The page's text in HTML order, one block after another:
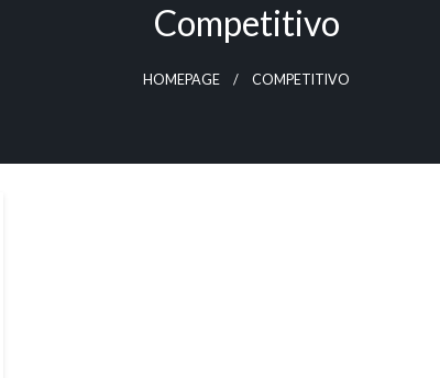
Competitivo
HOMEPAGE COMPETITIVO